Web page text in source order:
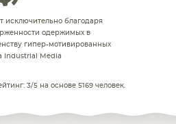
исключительно благодаря
одержимых в
гипер-мотивированных
Industrial Media
3/5 на основе 5169 человек.